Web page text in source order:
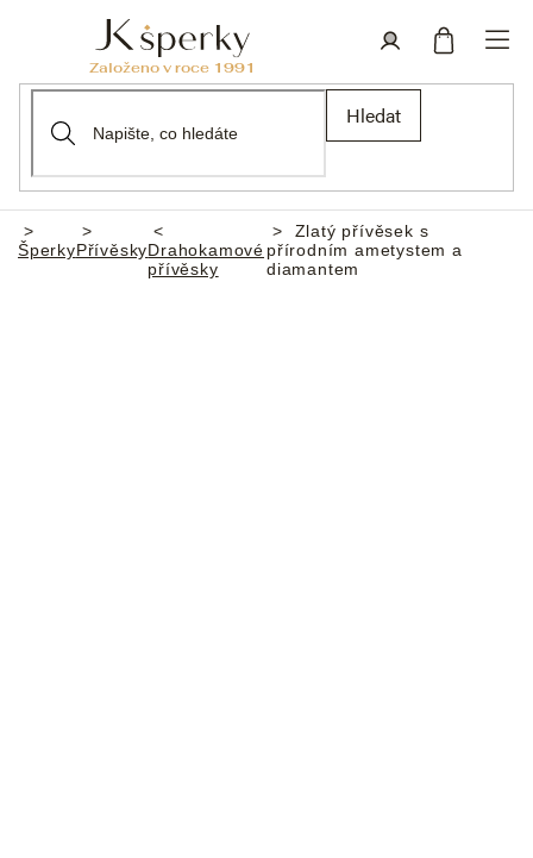
Hledat
Domů
ŠperkyPřívěskyDrahokamové
přívěsky
Zlatý přívěsek s
přírodním ametystem a
diamantem